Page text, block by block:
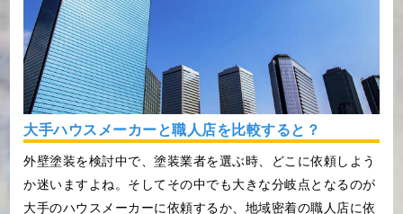
大手ハウスメーカーと職人店を比較すると？
外壁塗装を検討中で、塗装業者を選ぶ時、どこに依頼しよう
か迷いますよね。そしてその中でも大きな分岐点となるのが
大手のハウスメーカーに依頼するか、地域密着の職人店に依